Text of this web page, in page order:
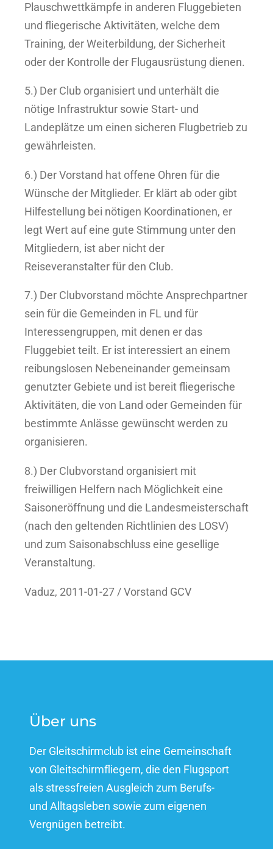
Plauschwettkämpfe in anderen Fluggebieten
und fliegerische Aktivitäten, welche dem
Training, der Weiterbildung, der Sicherheit
oder der Kontrolle der Flugausrüstung dienen.
5.) Der Club organisiert und unterhält die
nötige Infrastruktur sowie Start- und
Landeplätze um einen sicheren Flugbetrieb zu
gewährleisten.
6.) Der Vorstand hat offene Ohren für die
Wünsche der Mitglieder. Er klärt ab oder gibt
Hilfestellung bei nötigen Koordinationen, er
legt Wert auf eine gute Stimmung unter den
Mitgliedern, ist aber nicht der
Reiseveranstalter für den Club.
7.) Der Clubvorstand möchte Ansprechpartner
sein für die Gemeinden in FL und für
Interessengruppen, mit denen er das
Fluggebiet teilt. Er ist interessiert an einem
reibungslosen Nebeneinander gemeinsam
genutzter Gebiete und ist bereit fliegerische
Aktivitäten, die von Land oder Gemeinden für
bestimmte Anlässe gewünscht werden zu
organisieren.
8.) Der Clubvorstand organisiert mit
freiwilligen Helfern nach Möglichkeit eine
Saisoneröffnung und die Landesmeisterschaft
(nach den geltenden Richtlinien des LOSV)
und zum Saisonabschluss eine gesellige
Veranstaltung.
Vaduz, 2011-01-27 / Vorstand GCV
Über uns
Der Gleitschirmclub ist eine Gemeinschaft
von Gleitschirmfliegern, die den Flugsport
als stressfreien Ausgleich zum Berufs-
und Alltagsleben sowie zum eigenen
Vergnügen betreibt.